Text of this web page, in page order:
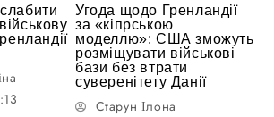
Угода щодо Гренландії
за «кіпрською
моделлю»: США зможуть
розміщувати військові
бази без втрати
суверенітету Данії
Старун Ілона